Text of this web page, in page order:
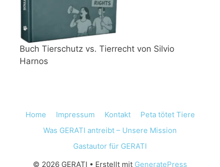
Buch Tierschutz vs. Tierrecht von Silvio
Harnos
Home Impressum Kontakt
Peta tötet Tiere
Was GERATI antreibt – Unsere Mission
Gastautor für GERATI
© 2026 GERATI • Erstellt mit GeneratePress